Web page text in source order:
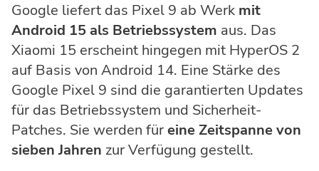
Google liefert das Pixel 9 ab Werk mit
Android 15 als Betriebssystem aus. Das
Xiaomi 15 erscheint hingegen mit HyperOS 2
auf Basis von Android 14. Eine Stärke des
Google Pixel 9 sind die garantierten Updates
für das Betriebssystem und Sicherheit-
Patches. Sie werden füreine Zeitspanne von
sieben Jahren zur Verfügung gestellt.